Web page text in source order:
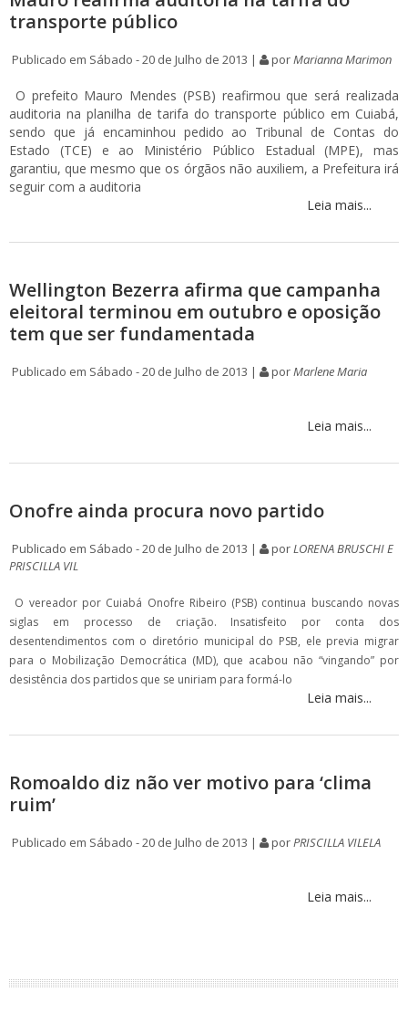
transporte público
Publicado em Sábado - 20 de Julho de 2013 | porMarianna Marimon
O prefeito Mauro Mendes (PSB) reafirmou que será realizada
auditoria na planilha de tarifa do transporte público em Cuiabá,
sendo que já encaminhou pedido ao Tribunal de Contas do
Estado (TCE) e ao Ministério Público Estadual (MPE), mas
garantiu, que mesmo que os órgãos não auxiliem, a Prefeitura irá
seguir com a auditoria
Leia mais...
Wellington Bezerra afirma que campanha
eleitoral terminou em outubro e oposição
tem que ser fundamentada
Publicado em Sábado - 20 de Julho de 2013 | porMarlene Maria
Leia mais...
Onofre ainda procura novo partido
Publicado em Sábado - 20 de Julho de 2013 | porLORENA BRUSCHI E
PRISCILLA VIL
O vereador por Cuiabá Onofre Ribeiro (PSB) continua buscando novas
siglas em processo de criação. Insatisfeito por conta dos
desentendimentos com o diretório municipal do PSB, ele previa migrar
para o Mobilização Democrática (MD), que acabou não “vingando” por
desistência dos partidos que se uniriam para formá-lo
Leia mais...
Romoaldo diz não ver motivo para ‘clima
ruim’
Publicado em Sábado - 20 de Julho de 2013 | porPRISCILLA VILELA
Leia mais...